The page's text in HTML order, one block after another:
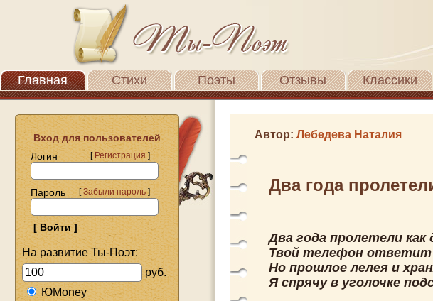
Главная Стихи Поэты Отзывы Классики
Вход для пользователей
Логин
[Регистрация]
Пароль [Забыли пароль]
На развитие Ты-Поэт:
руб.
ЮMoney
Автор: Лебедева Наталия
Два года
Два года пролетели как
Твой телефон ответит
Но прошлое лелея и
Я спрячу в уголочке